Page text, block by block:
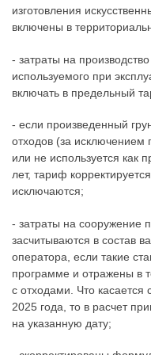
изготовления
включены в
- затраты на производство
используемого при
включать в предельный
- если произведенный
отходов (за исключением
или не используется как
лет, тариф
исключаются;
- затраты на сооружение
засчитываются в состав
оператора, если такие
программе и отражены в
с отходами. Что касается
2025 года, то в расчет
на указанную дату;